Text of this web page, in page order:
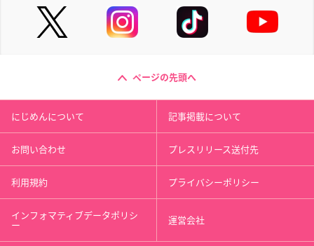
ページの先頭へ
にじめんについて 記事掲載について
お問い合わせ プレスリリース送付先
利用規約 プライバシーポリシー
インフォマティブデータポリシ
ー 運営会社